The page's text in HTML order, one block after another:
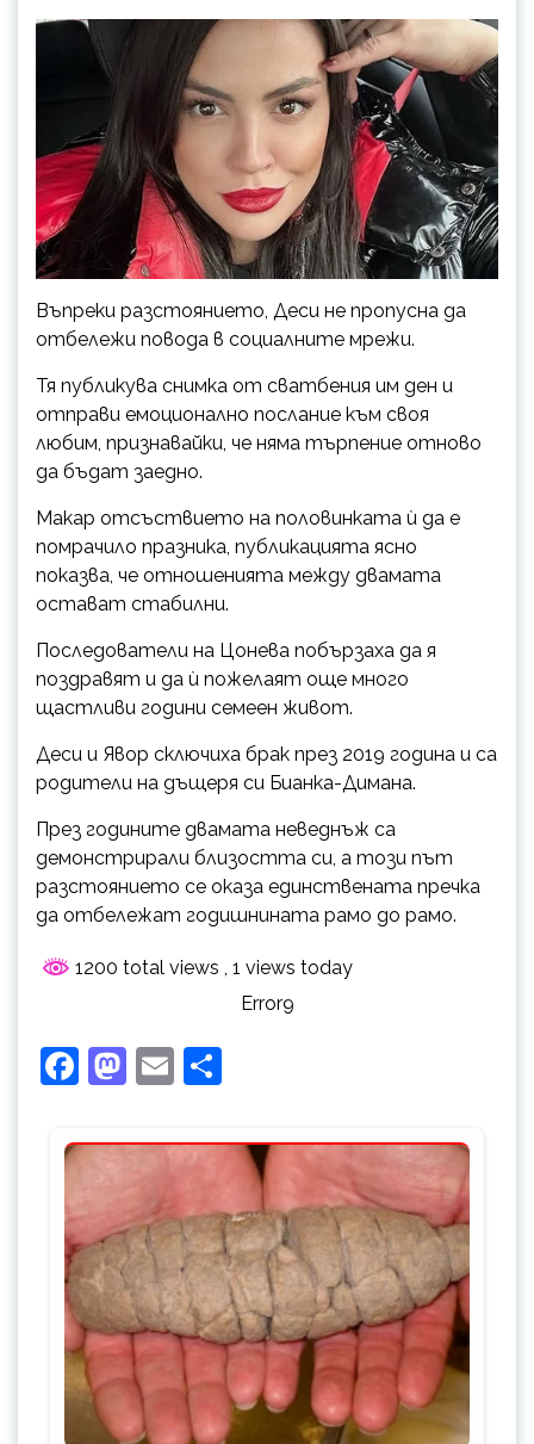
Въпреки разстоянието, Деси не пропусна да
отбележи повода в социалните мрежи.
Тя публикува снимка от сватбения им ден и
отправи емоционално послание към своя
любим, признавайки, че няма търпение отново
да бъдат заедно.
Макар отсъствието на половинката ѝ да е
помрачило празника, публикацията ясно
показва, че отношенията между двамата
остават стабилни.
Последователи на Цонева побързаха да я
поздравят и да ѝ пожелаят още много
щастливи години семеен живот.
Деси и Явор сключиха брак през 2019 година и са
родители на дъщеря си Бианка-Димана.
През годините двамата неведнъж са
демонстрирали близостта си, а този път
разстоянието се оказа единствената пречка
да отбележат годишнината рамо до рамо.
1200 total views , 1 views today
Error9
Facebook
Mastodon
Email